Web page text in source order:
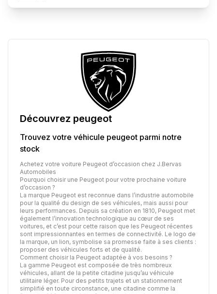
Découvrez peugeot
Trouvez votre véhicule peugeot parmi notre
stock
Achetez votre voiture Peugeot d’occasion chez J.Bervas
Automobiles
Pourquoi choisir une Peugeot pour votre prochaine voiture
d’occasion ?
La marque Peugeot est reconnue dans l’industrie automobile
pour la qualité du design de ses véhicules, mais aussi pour
leurs performances. Depuis sa création en 1810, Peugeot met
également l’innovation technologique au cœur de ses
voitures, et c’est pour cette raison que les Peugeot récentes
sont impressionnantes en termes de connectivité. Le logo de
la marque, un lion, symbolise sa promesse faite à ses clients :
proposer des véhicules forts et de qualité.
Comment choisir la Peugeot adaptée à vos besoins ?
La gamme Peugeot est composée de très nombreux
véhicules, allant de la petite citadine jusqu’au véhicule
utilitaire léger. Pour des petits trajets et un stationnement
simplifié en toute circonstance, une citadine comme la